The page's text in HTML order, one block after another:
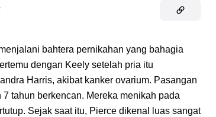
bahtera pernikahan yang bahagia
dengan Keely setelah pria itu
Harris, akibat kanker ovarium. Pasangan
tahun berkencan. Mereka menikah pada
Sejak saat itu, Pierce dikenal luas sangat